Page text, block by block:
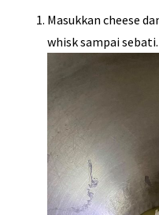
Masukkan cheese
whisk sampai sebati.